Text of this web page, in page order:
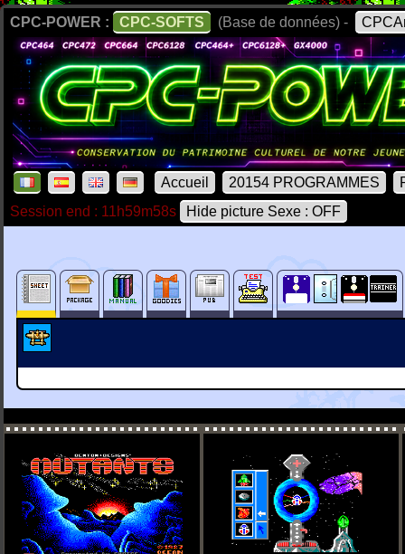
CPC-POWER : CPC-SOFTS (Base de données) -
Accueil 20154 PROGRAMMES
Session end : 11h59m58s
Hide picture Sexe : OFF